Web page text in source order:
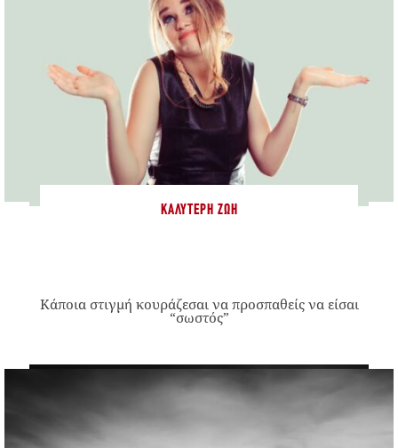
ΚΑΛΎΤΕΡΗ ΖΩΉ
Κάποια στιγμή κουράζεσαι να προσπαθείς να είσαι
“σωστός”